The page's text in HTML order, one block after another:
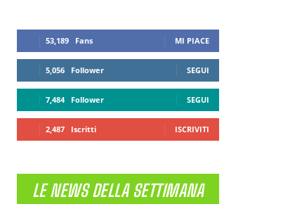
53,189 Fans MI PIACE
5,056 Follower SEGUI
7,484 Follower SEGUI
2,487 Iscritti ISCRIVITI
LE NEWS DELLA SETTIMANA